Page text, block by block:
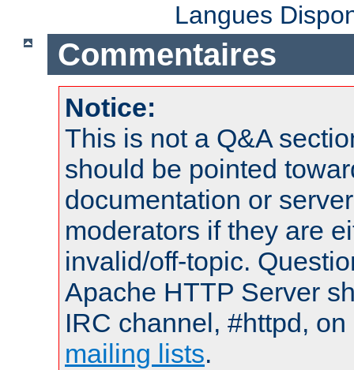
Langues
Commentaires
Notice:
This is not a Q&A
should be pointed
documentation or
moderators if they are
invalid/off-topic.
Apache HTTP Server
IRC channel, #httpd,
mailing lists.